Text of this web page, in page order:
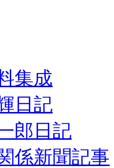
集成
日記
郎日記
係新聞記事